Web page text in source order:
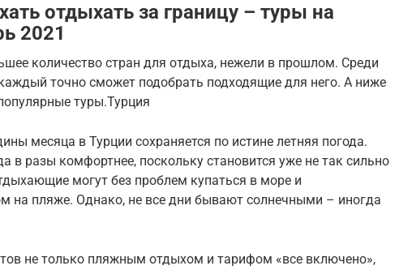
отдыхать за границу – туры на
2021
количество стран для отдыха, нежели в прошлом. Среди
точно сможет подобрать подходящие для него. А ниже
туры.Турция
месяца в Турции сохраняется по истине летняя погода.
в разы комфортнее, поскольку становится уже не так сильно
могут без проблем купаться в море и
на пляже. Однако, не все дни бывают солнечными – иногда
не только пляжным отдыхом и тарифом «все включено»,